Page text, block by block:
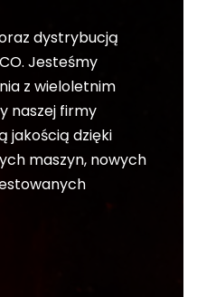
dystrybucją
Jesteśmy
z wieloletnim
naszej firmy
jakością dzięki
maszyn, nowych